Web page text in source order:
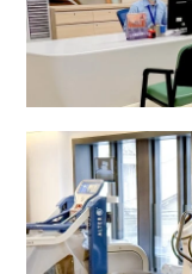
放射部